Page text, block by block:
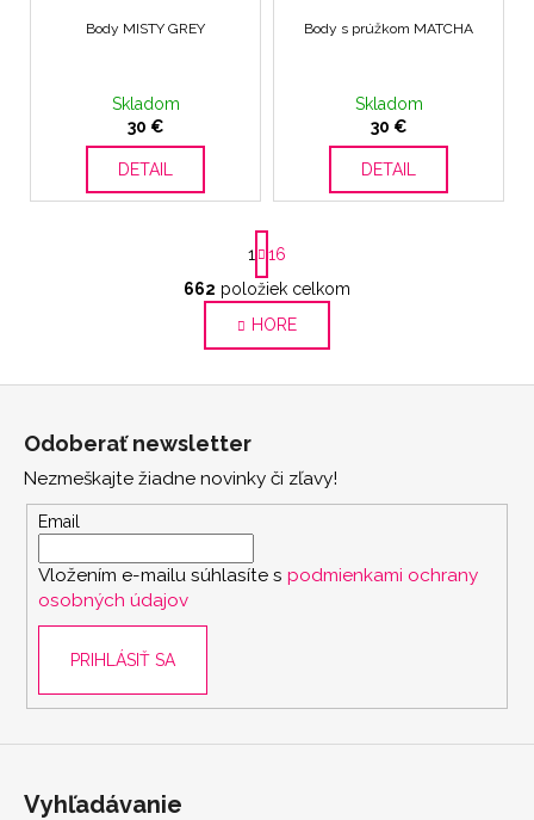
Body MISTY GREY
Skladom
30 €
DETAIL
Body s prúžkom MATCHA
Skladom
30 €
DETAIL
O
v
l
á
i
e
r
v
i
S
t
r
á
n
k
e
1
16
662 položiek celkom
HORE
Odoberať newsletter
Nezmeškajte žiadne novinky či zľavy!
Email
Vložením e-mailu súhlasíte s podmienkami ochrany
osobných údajov
PRIHLÁSIŤ SA
Vyhľadávanie